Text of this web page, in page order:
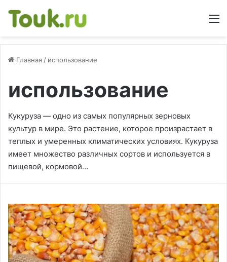
Главная / использование
использование
Кукуруза — одно из самых популярных зерновых
культур в мире. Это растение, которое произрастает в
теплых и умеренных климатических условиях. Кукуруза
имеет множество различных сортов и используется в
пищевой, кормовой…